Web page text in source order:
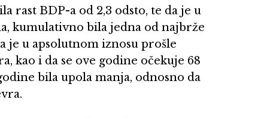
rast BDP-a od 2,3 odsto, te da je u
kumulativno bila jedna od najbrže
je u apsolutnom iznosu prošle
kao i da se ove godine očekuje 68
bila upola manja, odnosno da